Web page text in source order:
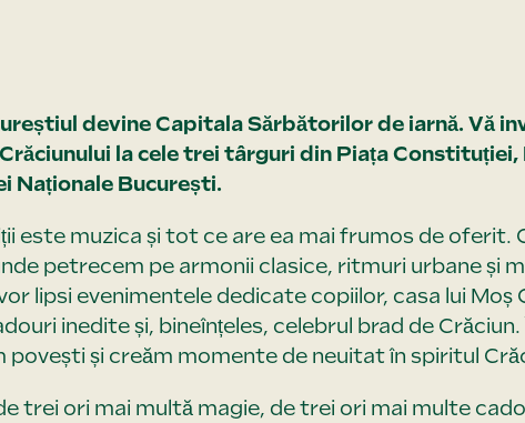
devine Capitala Sărbătorilor de iarnă. Vă
la cele trei târguri din Piața Constituției,
Naționale București.
este muzica și tot ce are ea mai frumos de oferit.
petrecem pe armonii clasice, ritmuri urbane și
lipsi evenimentele dedicate copiilor, casa lui Moș
inedite și, bineînțeles, celebrul brad de
povești și creăm momente de neuitat în spiritul
trei ori mai multă magie, de trei ori mai multe